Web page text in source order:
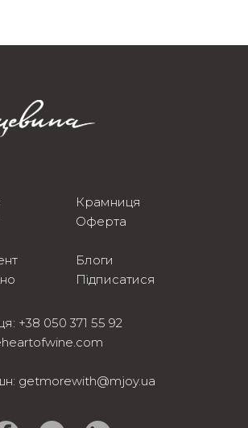
Крамниця
Оферта
Блоги
Підписатися
+38 050 371 55 92
getmorewith@mjoy.ua